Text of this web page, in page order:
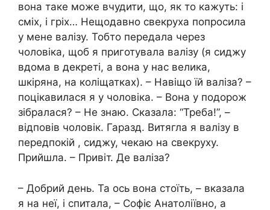
вона таке може вчудити, що, як то кажуть: і
сміх, і гріх… Нещодавно свекруха попросила
у мене валізу. Тобто передала через
чоловіка, щоб я приготувала валізу (я сиджу
вдома в декреті, а вона у нас велика,
шкіряна, на коліщатках). – Навіщо їй валіза? –
поцікавилася я у чоловіка. – Вона у подорож
зібралася? – Не знаю. Сказала: “Треба!”, –
відповів чоловік. Гаразд. Витягла я валізу в
передпокій , сиджу, чекаю на свекруху.
Прийшла. – Привіт. Де валіза?
– Добрий день. Та ось вона стоїть, – вказала
я на неї, і спитала, – Софіє Анатоліївно, а